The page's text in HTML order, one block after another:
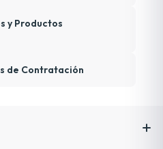
y Productos
de Contratación